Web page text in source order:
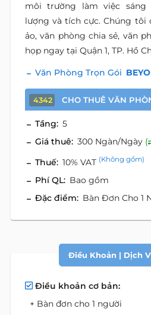
môi trường làm việc sáng
lượng và tích cực. Chúng tôi
ảo, văn phòng chia sẻ, văn
họp ngay tại Quận 1, TP. Hồ
Văn Phòng Trọn Gói
4342 CHO THUÊ VĂN
Tầng: 5
Giá thuê: 300 Ngàn/Ngày (
Thuế: 10% VAT (Không gồm)
Phí QL: Bao gồm
Đặc điểm: Bàn Đơn Cho 1
Điều Khoản | Dịch
Điều khoản cơ bản:
+ Bàn đơn cho 1 người